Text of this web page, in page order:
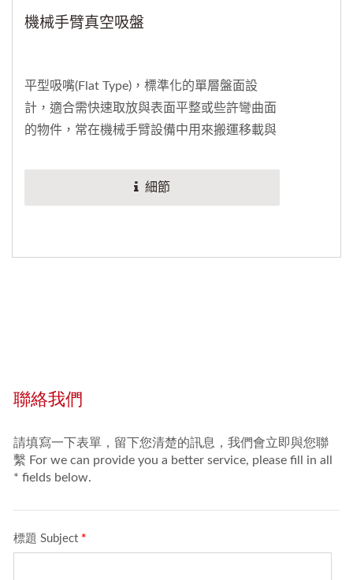
機械手臂真空吸盤
平型吸嘴(Flat Type)，標準化的單層盤面設
計，適合需快速取放與表面平整或些許彎曲面
的物件，常在機械手臂設備中用來搬運移載與
細節